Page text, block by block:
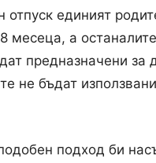
отпуск единият
месеца, а
предназначени за
не бъдат
подход би